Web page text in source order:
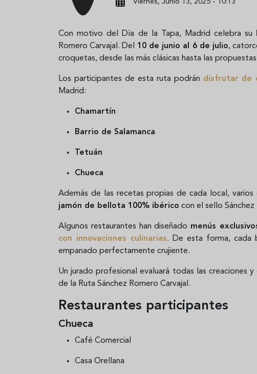
Viernes, Junio 13, 2025 - 10:13
Con motivo del Día de la Tapa, Madrid celebra su
Romero Carvajal. Del 10 de junio al 6 de julio,
croquetas, desde las más clásicas hasta las
Los participantes de esta ruta podrán disfrutar de
Madrid:
Chamartín
Barrio de Salamanca
Tetuán
Chueca
Además de las recetas propias de cada local, varios
jamón de bellota 100% ibérico con el sello Sánchez
Algunos restaurantes han diseñado menús
con innovaciones culinarias. De esta forma, cada
empanado perfectamente crujiente.
Un jurado profesional evaluará todas las creaciones
de la Ruta Sánchez Romero Carvajal.
Restaurantes participantes
Chueca
Café Comercial
Casa Orellana